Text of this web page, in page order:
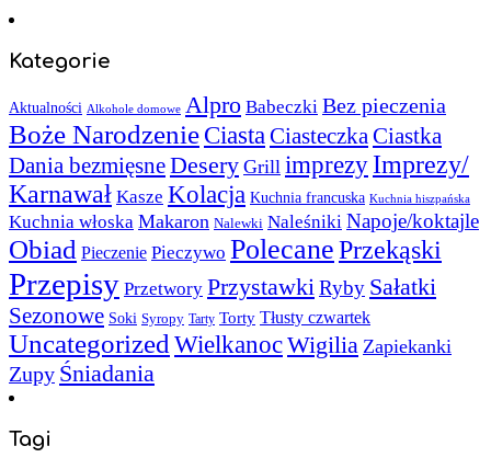
Kategorie
Aktualności Alkohole domowe Alpro Babeczki Bez pieczenia
Boże NarodzenieCiastaCiasteczkaCiastka
Dania bezmięsneDesery Grill imprezy Imprezy/
Karnawał Kasze Kolacja Kuchnia francuska Kuchnia hiszpańska
Kuchnia włoska Makaron Nalewki Naleśniki Napoje/koktajle
Obiad Pieczenie Pieczywo PolecanePrzekąski
Przepisy Przetwory PrzystawkiRyby Sałatki
Sezonowe Soki Syropy Tarty Torty Tłusty czwartek
UncategorizedWielkanocWigilia Zapiekanki
Zupy Śniadania
Tagi